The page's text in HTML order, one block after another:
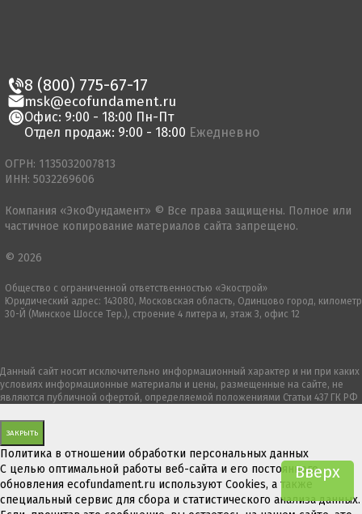
8 (800) 775-67-17
msk@ecofundament.ru
Офис: 9:00 - 18:00 Пн-Пт
Отдел продаж: 9:00 - 18:00 Ежедневно
Общество с ограниченной ответственностью «Экострой»
Юридический адрес: 143080, Московская область, Одинцово город, километр
30-Й (Минское Шоссе Тер.), строение 4 литера и, этаж 3, офис 12
ОГРН: 1135032007813
ИНН: 5032269606
Компания «ЭкоФундамент» © Все права защищены. Полное или
частичное копирование материалов сайта запрещено.
© 2026
Данный сайт носит исключительно информационный характер и ни при каких
условиях информационные материалы и цены, размещенные на сайте, не
являются публичной офертой, определяемой положениями Статьи 437 ГК РФ
Вверх
ЗАКРЫТЬ
Политика в отношении обработки персональных данных
С целью оптимальной работы веб-сайта и его постоянного
обновления ecofundament.ru используют Cookies, а также
специальный сервис для сбора и статистического анализа данных.